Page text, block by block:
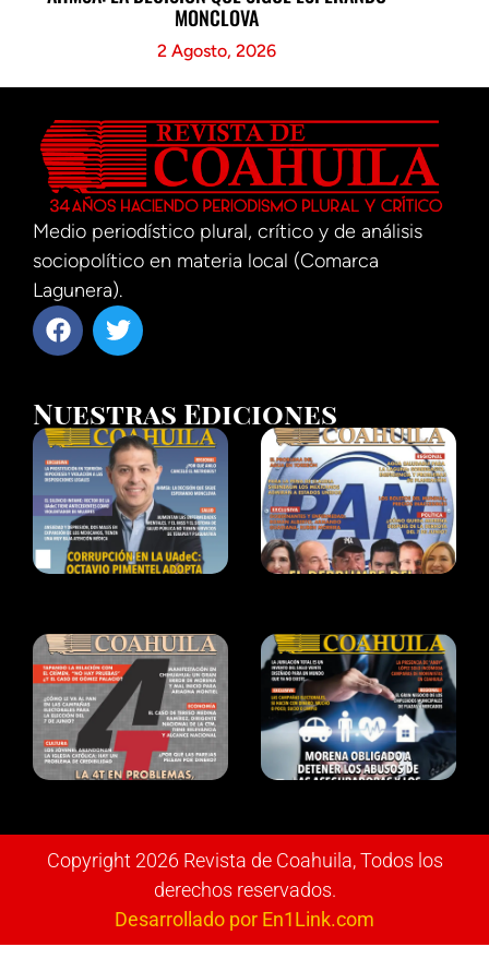
MONCLOVA
2 Agosto, 2026
Medio periodístico plural, crítico y de análisis
sociopolítico en materia local (Comarca
Lagunera).
Nuestras Ediciones
Copyright 2026 Revista de Coahuila, Todos los
derechos reservados.
Desarrollado por En1Link.com